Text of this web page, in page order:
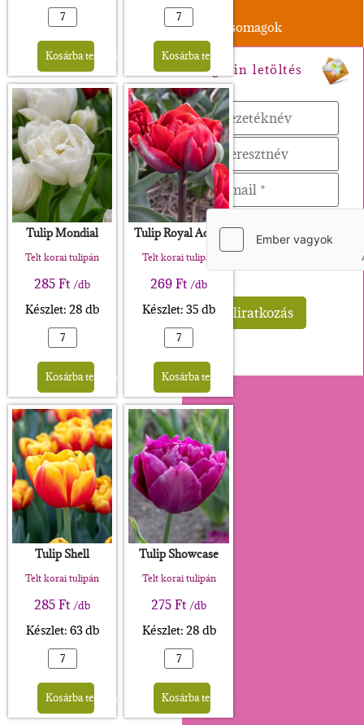
XL-Csomagok
Magazin letöltés
Kosárba teszem
Alternative:
Kosárba teszem
Alternative:
Tulip Mondial
Telt korai tulipán
285Ft /db
Készlet: 28 db
Kosárba teszem
Alternative:
Tulip Royal Acres
Telt korai tulipán
269Ft /db
Készlet: 35 db
Kosárba teszem
Tulip Shell
Telt korai tulipán
285Ft /db
Készlet: 63 db
Kosárba teszem
Alternative:
Tulip Showcase
Telt korai tulipán
275Ft /db
Készlet: 28 db
Kosárba teszem